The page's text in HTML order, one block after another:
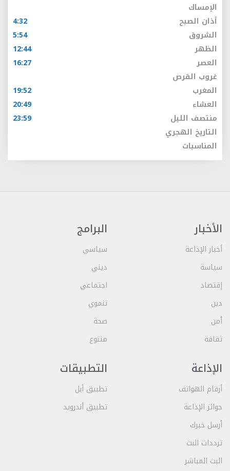
الإمساك
أذان الصبح
4:32
الشروق
5:54
الظهر
12:44
العصر
16:27
غروب القرص
المغرب
19:52
العشاء
20:49
منتصف الليل
23:59
التاريخ الهجري
المناسبات
الأخبار
أخبار الإذاعة
سياسة
إقتصاد
دين
أمن
ثقافة
البرامج
سياسي
ديني
اجتماعي
تنموي
صحة
متنوع
الإذاعة
أرقام الهواتف
جوائز الإذاعة
أرسل خبرك
ترددات البث
البث المباشر
التطبيقات
تطبيق أبل
تطبيق أندرويد